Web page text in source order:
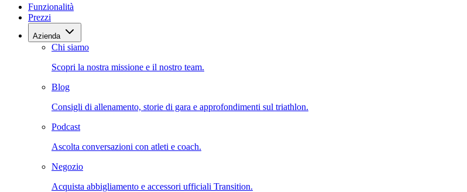
Funzionalità
Prezzi
Azienda
Chi siamo
Scopri la nostra missione e il nostro team.
Blog
Consigli di allenamento, storie di gara e approfondimenti sul triathlon.
Podcast
Ascolta conversazioni con atleti e coach.
Negozio
Acquista abbigliamento e accessori ufficiali Transition.